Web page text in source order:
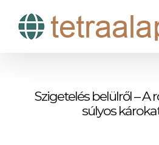
Szigetelés belülről – A
súlyos